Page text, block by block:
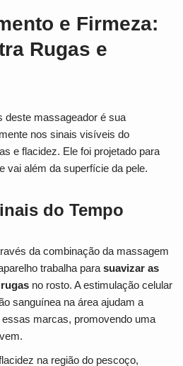
e Firmeza:
Rugas e
deste massageador é sua
nos sinais visíveis do
e flacidez. Ele foi projetado para
vai além da superfície da pele.
do Tempo
da combinação da massagem
trabalha para suavizar as
no rosto. A estimulação celular
sanguínea na área ajudam a
essas marcas, promovendo uma
na região do pescoço,